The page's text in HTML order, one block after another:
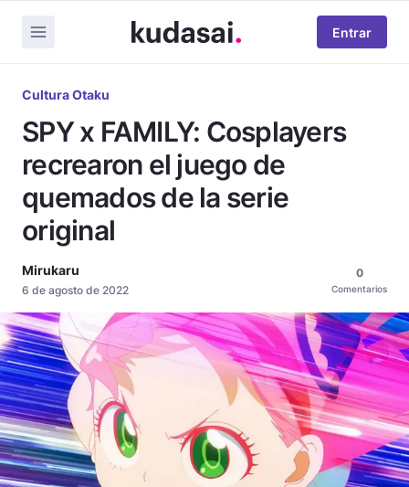
Entrar
Cultura Otaku
SPY x FAMILY: Cosplayers
recrearon el juego de
quemados de la serie
original
Mirukaru
6 de agosto de 2022
0
Comentarios